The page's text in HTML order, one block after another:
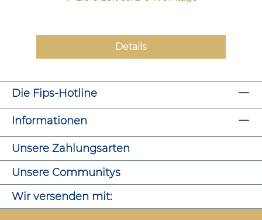
Details
Die Fips-Hotline
Informationen
Unsere Zahlungsarten
Unsere Communitys
Wir versenden mit: